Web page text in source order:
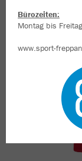
Bürozeiten:
Montag bis
www.sport-
Inhalte
zu den Cookies